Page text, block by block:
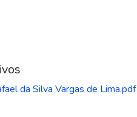
da Silva Vargas de Lima.pdf